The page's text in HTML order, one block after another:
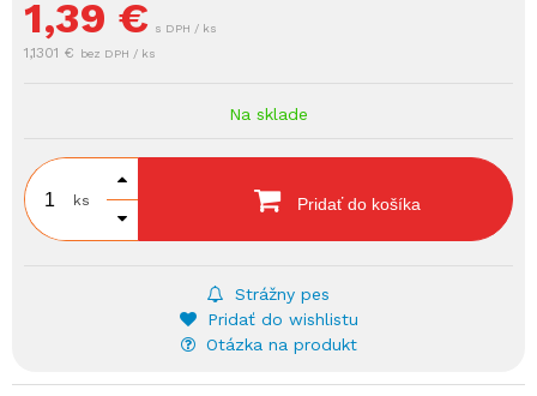
1,39 € s DPH / ks
1,1301 € bez DPH / ks
Na sklade
ks Pridať do košíka
Strážny pes
Pridať do wishlistu
Otázka na produkt